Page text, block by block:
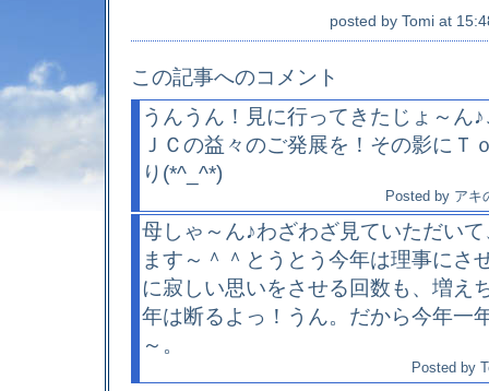
posted by Tomi at
この記事へのコメント
うんうん！見に行ってきたじょ～ん
ＪＣの益々のご発展を！その影にＴ
り(*^_^*)
Posted by アキ
母しゃ～ん♪わざわざ見ていただい
ます～＾＾とうとう今年は理事にさ
に寂しい思いをさせる回数も、増え
年は断るよっ！うん。だから今年一
～。
Posted by